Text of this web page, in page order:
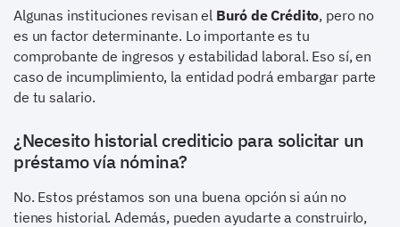
Algunas instituciones revisan el Buró de Crédito, pero no
es un factor determinante. Lo importante es tu
comprobante de ingresos y estabilidad laboral. Eso sí, en
caso de incumplimiento, la entidad podrá embargar parte
de tu salario.
¿Necesito historial crediticio para solicitar un
préstamo vía nómina?
No. Estos préstamos son una buena opción si aún no
tienes historial. Además, pueden ayudarte a construirlo,